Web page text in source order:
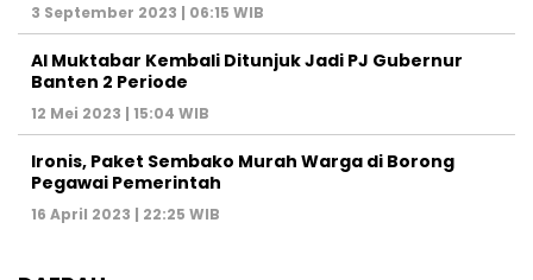
3 September 2023 | 06:15 WIB
Al Muktabar Kembali Ditunjuk Jadi PJ Gubernur
Banten 2 Periode
12 Mei 2023 | 15:04 WIB
Ironis, Paket Sembako Murah Warga di Borong
Pegawai Pemerintah
16 April 2023 | 22:25 WIB